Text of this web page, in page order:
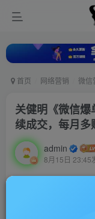
首页 网络营销 微信
关健明《微信
续成交，每月多
admin
8月15日 23:45